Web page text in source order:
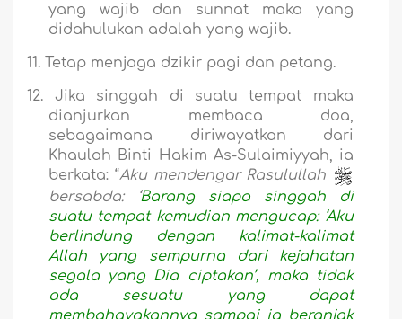
yang wajib dan sunnat maka yang
didahulukan adalah yang wajib.
11. Tetap menjaga dzikir pagi dan petang.
12.
Jika singgah di suatu tempat maka
dianjurkan membaca doa,
sebagaimana diriwayatkan dari
Khaulah Binti Hakim As-Sulaimiyyah, ia
berkata: “Aku mendengar Rasulullah
bersabda: ‘Barang siapa singgah di
suatu tempat kemudian mengucap: ‘Aku
berlindung dengan kalimat-kalimat
Allah yang sempurna dari kejahatan
segala yang Dia ciptakan’, maka tidak
ada sesuatu yang dapat
membahayakannya sampai ia beranjak